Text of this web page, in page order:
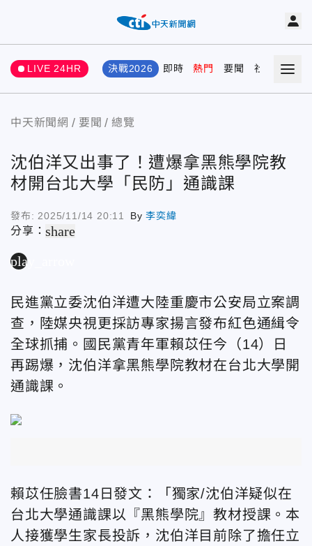
LIVE 24HR 決戰2026 即時 熱門 要聞 社會 娛樂
中天新聞網 要聞 總覽
沈伯洋又出事了！遭爆拿黑熊學院教
材開台北大學「民防」通識課
發布: 2025/11/14 20:11 By李奕緯
分享：share
play_arrow
民進黨立委沈伯洋遭大陸重慶市公安局立案調
查，陸媒央視更採訪專家揚言發布紅色通緝令
全球抓捕。國民黨青年軍賴苡任今（14）日
再踢爆，沈伯洋拿黑熊學院教材在台北大學開
通識課。
賴苡任臉書14日發文：「獨家/沈伯洋疑似在
台北大學通識課以『黑熊學院』教材授課。本
人接獲學生家長投訴，沈伯洋目前除了擔任立